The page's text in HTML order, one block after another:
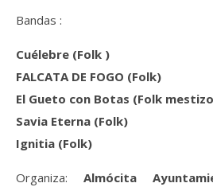
Bandas :
Cuélebre (Folk )
FALCATA DE FOGO (Folk)
El Gueto con Botas (Folk
Savia Eterna (Folk)
Ignitia (Folk)
Organiza: Almócita